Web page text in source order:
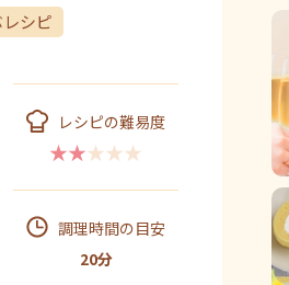
シピ
レシピの難易度
★★★★★
調理時間の目安
20分